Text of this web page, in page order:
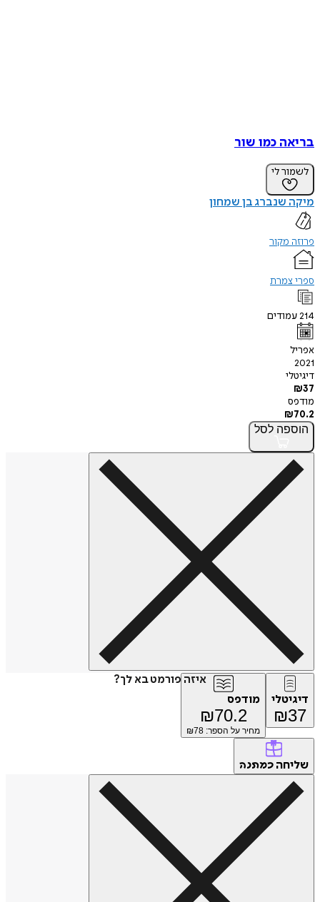
בריאה כמו שור
לשמור לי
מיקה שנברג בן שמחון
פרוזה מקור
ספרי צמרת
214עמודים
אפריל
2021
דיגיטלי
₪37
מודפס
₪70.2
הוספה לסל
איזה פורמט בא לך?
דיגיטלי
₪37
מודפס
₪70.2
מחיר על הספר: ₪ 78
שליחה כמתנה